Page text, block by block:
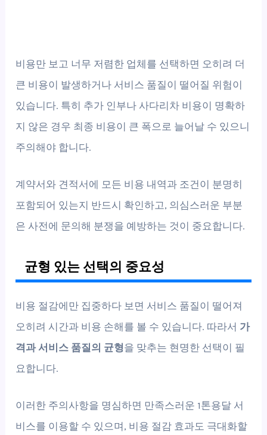
비용만 보고 너무 저렴한 업체를 선택하면 오히려 더
큰 비용이 발생하거나 서비스 품질이 떨어질 위험이
있습니다. 특히 추가 인부나 사다리차 비용이 명확하
지 않은 경우 최종 비용이 큰 폭으로 늘어날 수 있으니
주의해야 합니다.
계약서와 견적서에 모든 비용 내역과 조건이 분명히
포함되어 있는지 반드시 확인하고, 의심스러운 부분
은 사전에 문의해 분쟁을 예방하는 것이 중요합니다.
균형 있는 선택의 중요성
비용 절감에만 집중하다 보면 서비스 품질이 떨어져
오히려 시간과 비용 손해를 볼 수 있습니다. 따라서 가
격과 서비스 품질의 균형을 맞추는 현명한 선택이 필
요합니다.
이러한 주의사항을 명심하면 만족스러운 1톤용달 서
비스를 이용할 수 있으며, 비용 절감 효과도 극대화할